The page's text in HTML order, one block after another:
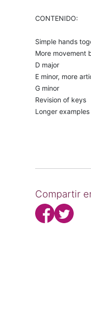
CONTENIDO:
Simple hands
More movement
D major
E minor, more
G minor
Revision of keys
Longer examples
Compartir